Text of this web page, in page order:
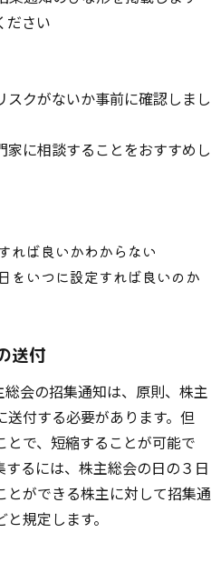
ださい
クがないか事前に確認しまし
に相談することをおすすめし
れば良いかわからない
をいつに設定すれば良いのか
送付
会の招集通知は、原則、株主
付する必要があります。但
とで、短縮することが可能で
るには、株主総会の日の３日
ができる株主に対して招集通
規定します。